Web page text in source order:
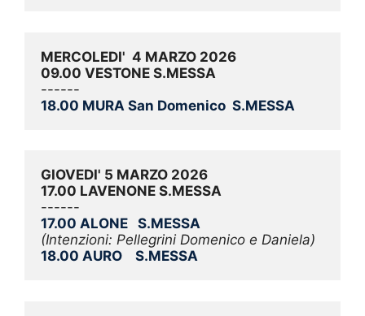
MERCOLEDI'  4 MARZO 2026
09.00 VESTONE S.MESSA
------
18.00 MURA San Domenico  S.MESSA
GIOVEDI' 5 MARZO 2026
17.00 LAVENONE S.MESSA
------
17.00 ALONE   S.MESSA
(Intenzioni: Pellegrini Domenico e Daniela)
18.00 AURO    S.MESSA